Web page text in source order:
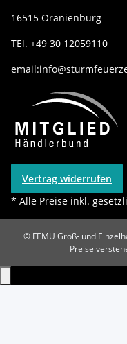
16515 Oranienburg
TEl. +49 30 12059110
Vertrag widerrufen
* Alle Preise inkl.
© FEMU Groß- und
Preise